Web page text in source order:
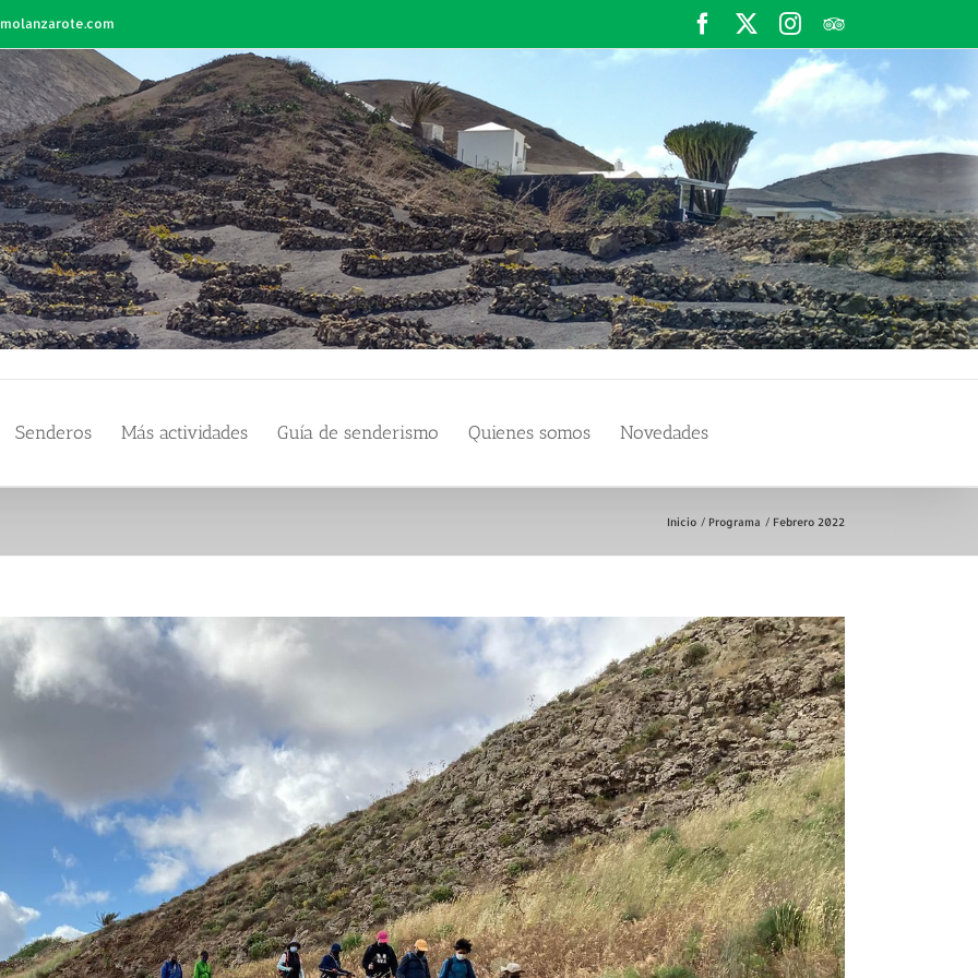
FacebookInstagram
TripAdvisor
Senderos Más actividades Guía de senderismo Quienes somos Novedades
Inicio Programa Febrero 2022